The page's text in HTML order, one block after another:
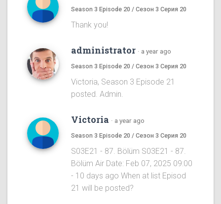
Season 3 Episode 20 / Сезон 3 Серия 20
Thank you!
administrator · a year ago
Season 3 Episode 20 / Сезон 3 Серия 20
Victoria, Season 3 Episode 21
posted. Admin.
Victoria · a year ago
Season 3 Episode 20 / Сезон 3 Серия 20
S03E21 - 87. Bölüm S03E21 - 87.
Bölüm Air Date: Feb 07, 2025 09:00
- 10 days ago When at list Episod
21 will be posted?